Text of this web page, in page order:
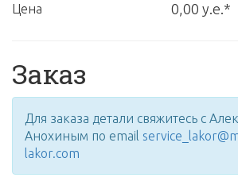
Цена 0,00 у.е.*
Заказ
Для заказа детали свяжитесь с
Анохиным по email
lakor.com